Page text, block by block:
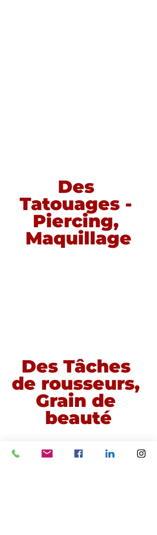
Des
Tatouages -
Piercing,
Maquillage
Des Tâches
de rousseurs,
Grain de
beauté